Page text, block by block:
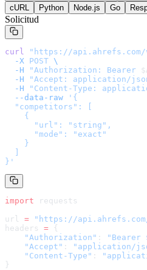
cURL
Python Node.js Go
Solicitud
curl " https://api.ahrefs.com/
  -X
POST \
  -H
"Authorization: Bearer
  -H
"Accept: application/
  -H
"Content-Type:
  --data-raw
' {
  "competitors": [
    {
      "url": "string",
      "mode": "exact"
    }
} '
import requests
url = " https://
headers = {
    "Authorization"
: "Bearer
    "Accept"
: "application/
    "Content-Type"
:
}